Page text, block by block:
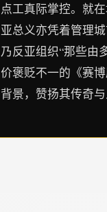
点工真际掌控。就
亚总义亦凭着管理
乃反亚组织“那些由
价褒贬不一的《赛
背景，赞扬其传奇